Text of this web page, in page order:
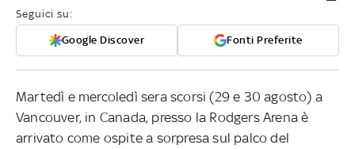
Seguici su:
Google Discover Fonti Preferite
Martedì e mercoledì sera scorsi (29 e 30 agosto) a
Vancouver, in Canada, presso la Rodgers Arena è
arrivato come ospite a sorpresa sul palco del